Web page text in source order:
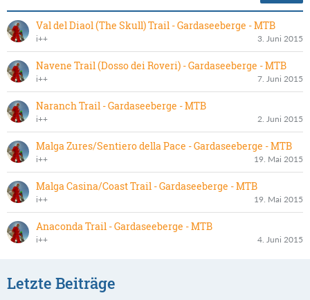
Val del Diaol (The Skull) Trail - Gardaseeberge - MTB
i++ 3. Juni 2015
Navene Trail (Dosso dei Roveri) - Gardaseeberge - MTB
i++ 7. Juni 2015
Naranch Trail - Gardaseeberge - MTB
i++ 2. Juni 2015
Malga Zures/Sentiero della Pace - Gardaseeberge - MTB
i++ 19. Mai 2015
Malga Casina/Coast Trail - Gardaseeberge - MTB
i++ 19. Mai 2015
Anaconda Trail - Gardaseeberge - MTB
i++ 4. Juni 2015
Letzte Beiträge